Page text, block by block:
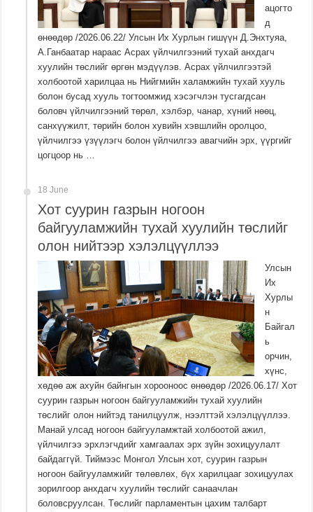
ацогто
д
өнөөдөр /2026.06.22/ Улсын Их Хурлын гишүүн Д.Энхтуяа,
А.Ганбаатар нараас Асрах үйлчилгээний тухай анхдагч
хуулийн төслийг өргөн мэдүүлэв. Асрах үйлчилгээтэй
холбоотой харилцаа нь Нийгмийн халамжийн тухай хууль
болон бусад хууль тогтоомжид хэсэгчлэн тусгагдсан
боловч үйлчилгээний төрөл, хэлбэр, чанар, хүний нөөц,
санхүүжилт, төрийн болон хувийн хэвшлийн оролцоо,
үйлчилгээ үзүүлэгч болон үйлчилгээ авагчийн эрх, үүргийг
цогцоор нь …
18 June
Хот суурин газрын ногоон
байгууламжийн тухай хуулийн төслийг
олон нийтээр хэлэлцүүллээ
Улсын
Их
Хурлы
н
Байгал
ь
орчин,
хүнс,
хөдөө аж ахуйн байнгын хорооноос өнөөдөр /2026.06.17/ Хот
суурин газрын ногоон байгууламжийн тухай хуулийн
төслийг олон нийтэд танилцуулж, нээлттэй хэлэлцүүллээ.
Манай улсад ногоон байгууламжтай холбоотой ажил,
үйлчилгээ эрхлэгчдийг хамгаалах эрх зүйн зохицуулалт
байдаггүй. Тиймээс Монгол Улсын хот, суурин газрын
ногоон байгууламжийг төлөвлөх, бүх харилцааг зохицуулах
зорилгоор анхдагч хуулийн төслийг санаачлан
боловсруулсан. Төслийг парламентын цахим талбарт